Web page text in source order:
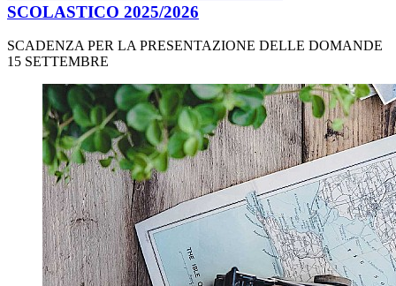
SCOLASTICO 2025/2026
SCADENZA PER LA PRESENTAZIONE DELLE DOMANDE
15 SETTEMBRE